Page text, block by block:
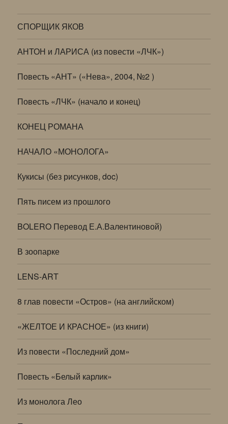
СПОРЩИК ЯКОВ
АНТОН и ЛАРИСА (из повести «ЛЧК»)
Повесть «АНТ» («Нева», 2004, №2 )
Повесть «ЛЧК» (начало и конец)
КОНЕЦ РОМАНА
НАЧАЛО «МОНОЛОГА»
Кукисы (без рисунков, doc)
Пять писем из прошлого
BOLERO Перевод Е.А.Валентиновой)
В зоопарке
LENS-ART
8 глав повести «Остров» (на английском)
«ЖЕЛТОЕ И КРАСНОЕ» (из книги)
Из повести «Последний дом»
Повесть «Белый карлик»
Из монолога Лео